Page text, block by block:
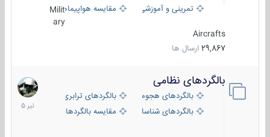
تمرینی و آموزشی
مقایسه هواپیماهاMilit
ary
Aircrafts
29,867 ارسال ها
بالگردهای نظامی
بالگردهای هجومی
بالگردهای ترابری
بالگردهای شناسایی
مقایسه بالگردها
22
تیر
1405